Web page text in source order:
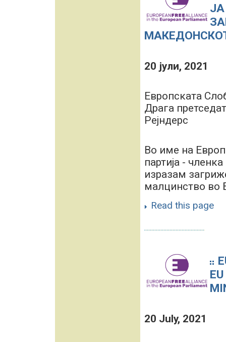
20 јули, 2021
Европската
Драга
Рејндерс
Во име на
партија -
изразам
малцинство во
Read this page
20 July, 2021